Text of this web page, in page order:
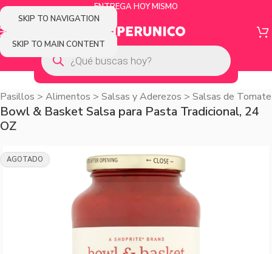
SKIP TO NAVIGATION
SKIP TO MAIN CONTENT
ENTREGA HOY MISMO
Pasillos > Alimentos > Salsas y Aderezos > Salsas de Tomate
Bowl & Basket Salsa para Pasta Tradicional, 24
OZ
AGOTADO